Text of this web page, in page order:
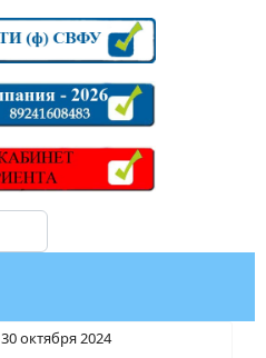
30 октября 2024